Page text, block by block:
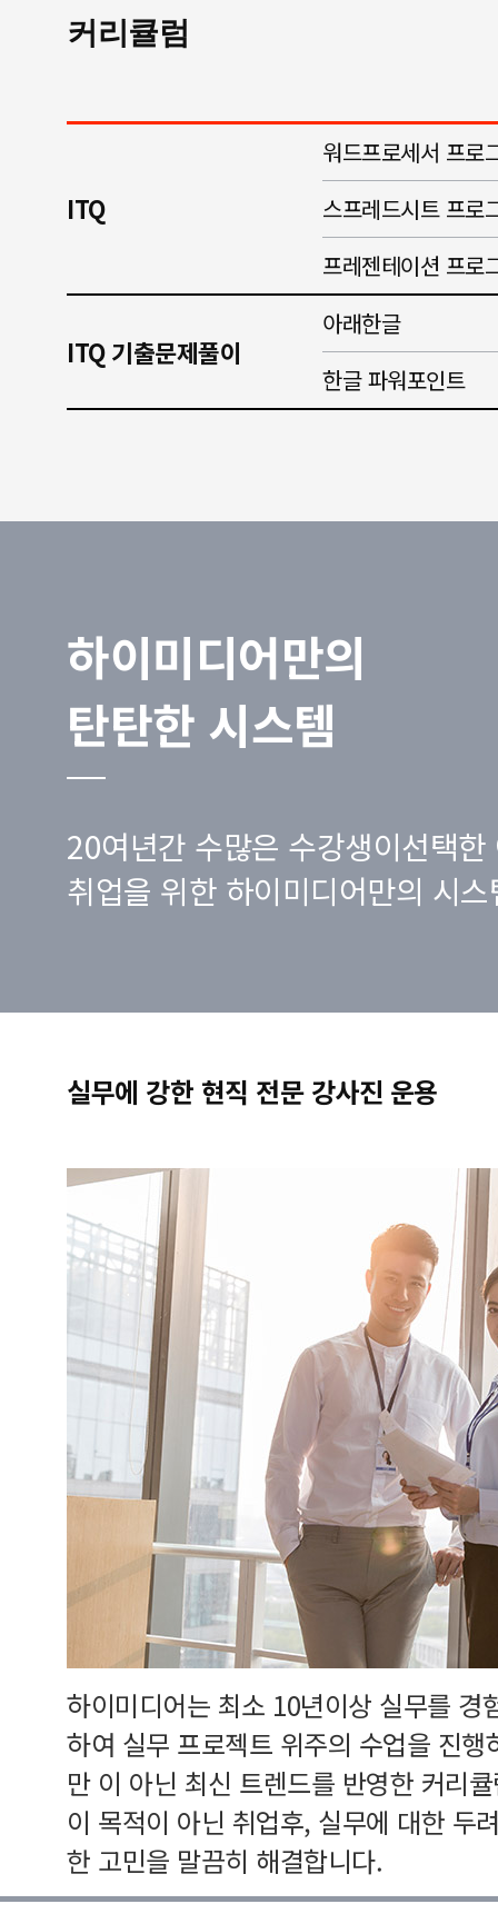
커리큘럼
ITQ
워드프로세서 프로
스프레드시트 프로
프레젠테이션 프로
ITQ 기출문제풀이
아래한글
한글 파워포인트
하이미디어만의
탄탄한 시스템
20여년간 수많은 수강생이선택한
취업을 위한 하이미디어만의 시
실무에 강한 현직 전문 강사진 운용
하이미디어는 최소 10년이상 실무를 경
하여 실무 프로젝트 위주의 수업을 진
만 이 아닌 최신 트렌드를 반영한 커리
이 목적이 아닌 취업후, 실무에 대한 두
한 고민을 말끔히 해결합니다.